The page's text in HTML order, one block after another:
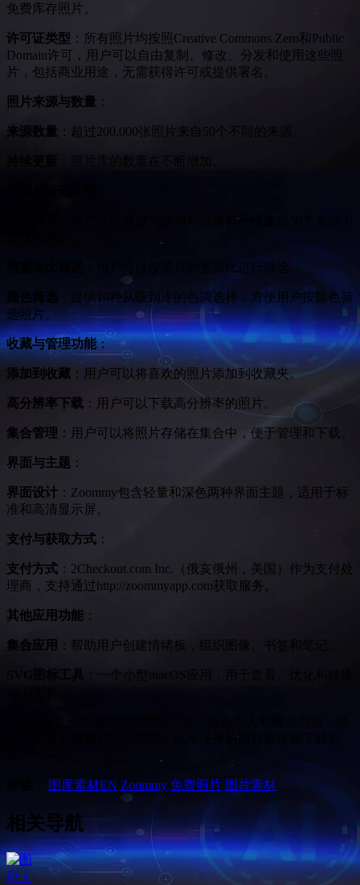
免费库存照片。
许可证类型 ：所有照片均按照Creative Commons Zero和Public
Domain许可，用户可以自由复制、修改、分发和使用这些照
片，包括商业用途，无需获得许可或提供署名。
照片来源与数量 ：
来源数量 ：超过200,000张照片来自50个不同的来源。
：用户可以通过关键词和表情符号快速在50个来源中
：用户可以按照片的宽高比进行筛选。
颜色筛选 ：提供10种从暖到冷的色调选择，方便用户按颜色筛
选照片。
收藏与管理功能：
添加到收藏 ：用户可以将喜欢的照片添加到收藏夹。
高分辨率下载 ：用户可以下载高分辨率的照片。
集合管理 ：用户可以将照片存储在集合中，便于管理和下载。
界面与主题 ：
界面设计 ：Zoommy包含轻量和深色两种界面主题，适用于标
准和高清显示屏。
支付与获取方式 ：
支付方式 ：2Checkout.com Inc.（俄亥俄州，美国）作为支付处
理商，支持通过http://zoommyapp.com获取服务。
其他应用功能 ：
集合应用 ：帮助用户创建情绪板，组织图像、书签和笔记。
：一个小型macOS应用，用于查看、优化和转换
供了丰富的搜索和筛选功能，以及便捷的照片管理和下载选
图库素材EN Zoommy 免费照片 图片素材
相关导航